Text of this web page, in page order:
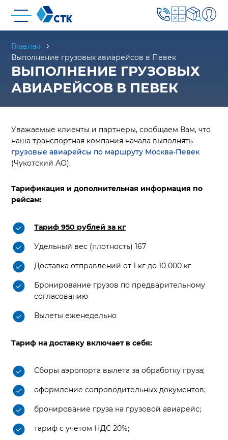
Главная
Выполнение грузовых авиарейсов в Певек
ВЫПОЛНЕНИЕ ГРУЗОВЫХ
АВИАРЕЙСОВ В ПЕВЕК
Уважаемые клиенты и партнеры, сообщаем Вам, что
наша транспортная компания начала выполнять
грузовые авиарейсы по маршруту Москва-Певек
(Чукотский АО).
Тарификация и дополнительная информация по
рейсам:
Тариф 950 рублей за кг
Удельный вес (плотность) 167
Доставка отправлений от 1 кг до 10 000 кг
Бронирование грузов по предварительному
согласованию
Вылеты еженедельно
Тариф на доставку включает в себя:
Сборы аэропорта вылета за обработку груза;
оформление сопроводительных документов;
бронирование груза на грузовой авиарейс;
тариф с учетом НДС 20%;